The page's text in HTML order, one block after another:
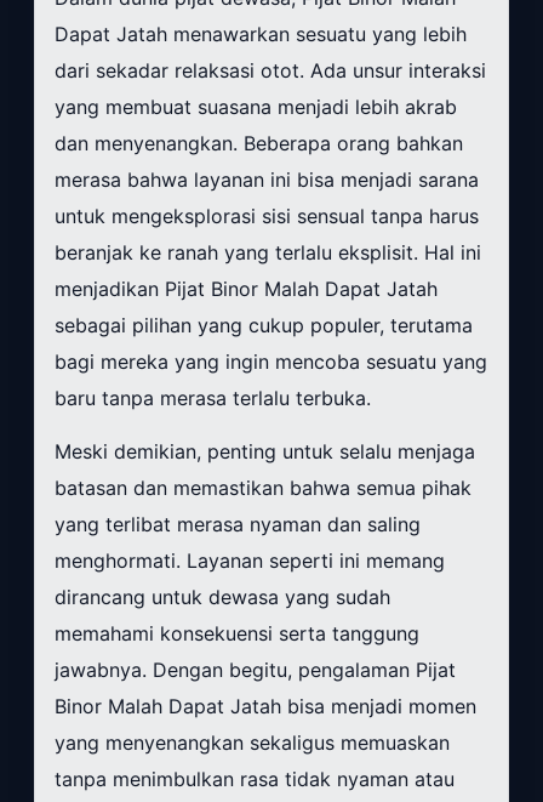
Dapat Jatah menawarkan sesuatu yang lebih
dari sekadar relaksasi otot. Ada unsur interaksi
yang membuat suasana menjadi lebih akrab
dan menyenangkan. Beberapa orang bahkan
merasa bahwa layanan ini bisa menjadi sarana
untuk mengeksplorasi sisi sensual tanpa harus
beranjak ke ranah yang terlalu eksplisit. Hal ini
menjadikan Pijat Binor Malah Dapat Jatah
sebagai pilihan yang cukup populer, terutama
bagi mereka yang ingin mencoba sesuatu yang
baru tanpa merasa terlalu terbuka.
Meski demikian, penting untuk selalu menjaga
batasan dan memastikan bahwa semua pihak
yang terlibat merasa nyaman dan saling
menghormati. Layanan seperti ini memang
dirancang untuk dewasa yang sudah
memahami konsekuensi serta tanggung
jawabnya. Dengan begitu, pengalaman Pijat
Binor Malah Dapat Jatah bisa menjadi momen
yang menyenangkan sekaligus memuaskan
tanpa menimbulkan rasa tidak nyaman atau